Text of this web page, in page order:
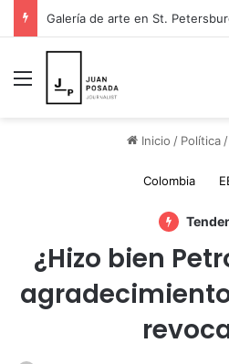
Menú
Inicio / Política /
Colombia
¿Hizo bien